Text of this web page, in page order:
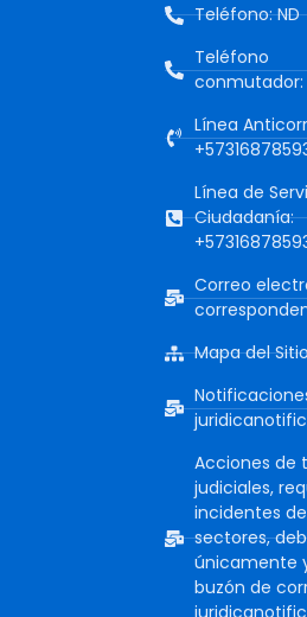
Teléfono: ND
Teléfono
conmutador:
Línea
Línea de
Ciudadanía:
Correo
Mapa del
Acciones de
judiciales,
incidentes
sectores,
únicamente
buzón de